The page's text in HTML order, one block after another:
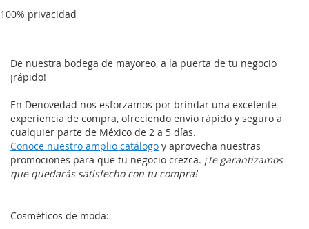
100% privacidad
De nuestra bodega de mayoreo, a la puerta de tu negocio
¡rápido!
En Denovedad nos esforzamos por brindar una excelente
experiencia de compra, ofreciendo envío rápido y seguro a
cualquier parte de México de 2 a 5 días.
Conoce nuestro amplio catálogo y aprovecha nuestras
promociones para que tu negocio crezca. ¡Te garantizamos
que quedarás satisfecho con tu compra!
Cosméticos de moda: